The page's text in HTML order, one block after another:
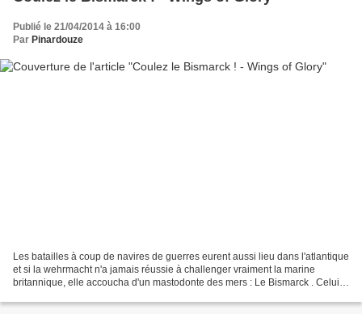
Publié le 21/04/2014 à 16:00
Par Pinardouze
Les batailles à coup de navires de guerres eurent aussi lieu dans l'atlantique
et si la wehrmacht n'a jamais réussie à challenger vraiment la marine
britannique, elle accoucha d'un mastodonte des mers : Le Bismarck . Celui ci